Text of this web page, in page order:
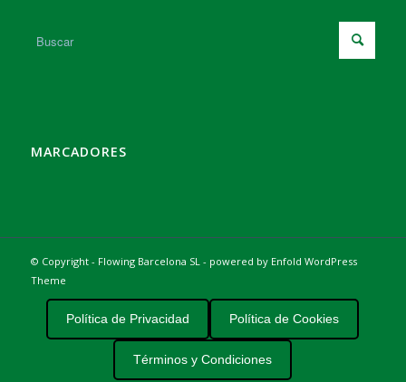
MARCADORES
© Copyright - Flowing Barcelona SL - powered by Enfold WordPress
Theme
Política de Privacidad Política de Cookies
Términos y Condiciones